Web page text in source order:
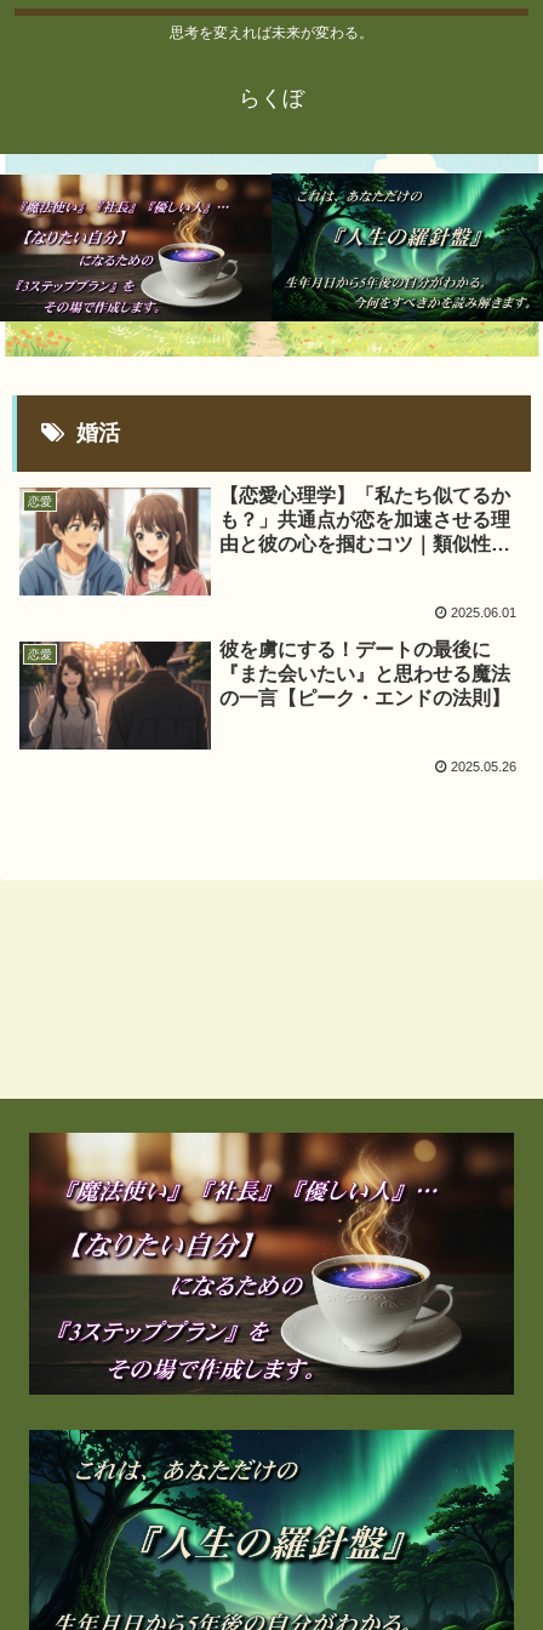
思考を変えれば未来が変わる。
らくぼ
婚活
恋愛
【恋愛心理学】「私たち似てるか
も？」共通点が恋を加速させる理
由と彼の心を掴むコツ｜類似性の
2025.06.01
恋愛
彼を虜にする！デートの最後に
『また会いたい』と思わせる魔法
の一言【ピーク・エンドの法則】
2025.05.26